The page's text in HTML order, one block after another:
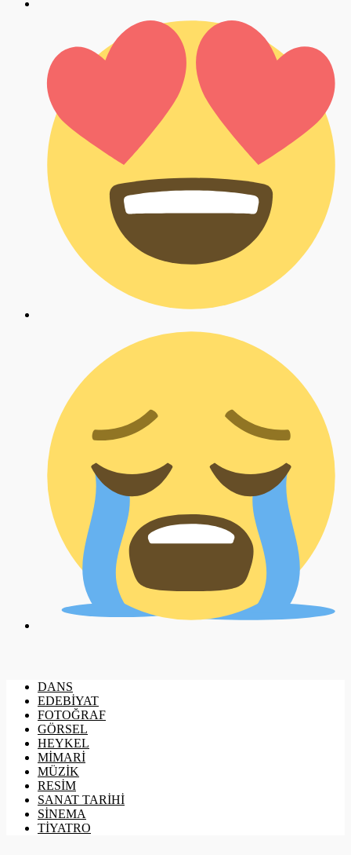
DANS
EDEBİYAT
FOTOĞRAF
GÖRSEL
HEYKEL
MİMARİ
MÜZİK
RESİM
SANAT TARİHİ
SİNEMA
TİYATRO